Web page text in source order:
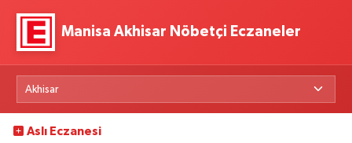
Manisa Akhisar Nöbetçi Eczaneler
Aslı Eczanesi